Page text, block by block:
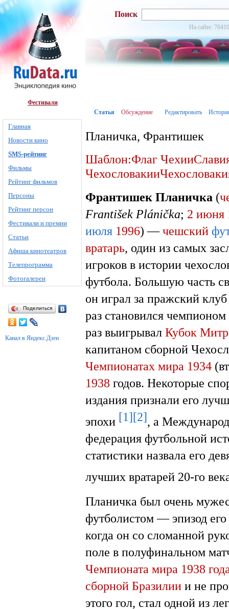
Фестивали
Главная
Новости кино
SMS-рейтинг
Фильмы
Рейтинг фильмов
Персоны
Рейтинг персон
Фестивали и премии
Статьи
Афиша кинотеатров
Телепрограмма
Фотогалереи
Поделиться
Канал в Яндекс.Дзен
Поиск
На сайте:
Статья Обсуждение Редактировать
Планичка, Франтишек
Шаблон:Флаг Чехии
Чехословакии
Франтишек Планичка (
František Plánička; 2 июня
июля 1996) —чешский
вратарь, один из самых
игроков в истории
футбола. Большую часть
он играл за пражский
раз становился
раз выигрывал Кубок
капитаном сборной
Чемпионатах мира 1934
1938 годов. Некоторые
издания признали его
эпохи [1][2], а
федерация футбольной
статистики назвала его
лучших вратарей 20-го
Планичка был очень
футболистом — эпизод
когда он со сломанной
поле в полуфинальном
Чемпионата мира 1938
сборной Бразилии и не
этого гол, стал одной из